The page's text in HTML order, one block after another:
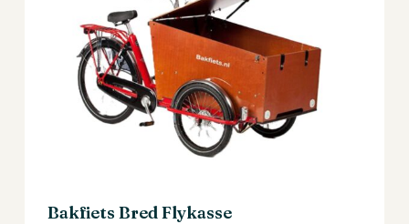
Bakfiets Bred Flykasse